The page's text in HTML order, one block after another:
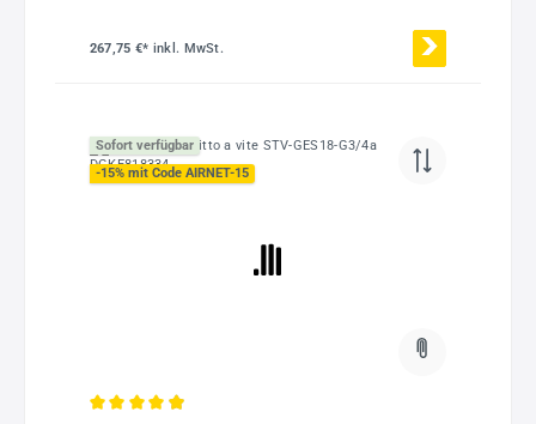
267,75 €* inkl. MwSt.
Sofort verfügbar
-15% mit Code AIRNET-15